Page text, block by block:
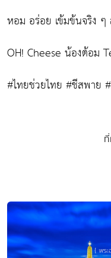
หอม อร่อย เข้มข้นจริง
OH! Cheese น้องต้อม
#ไทยช่วยไทย #ชีสพาย